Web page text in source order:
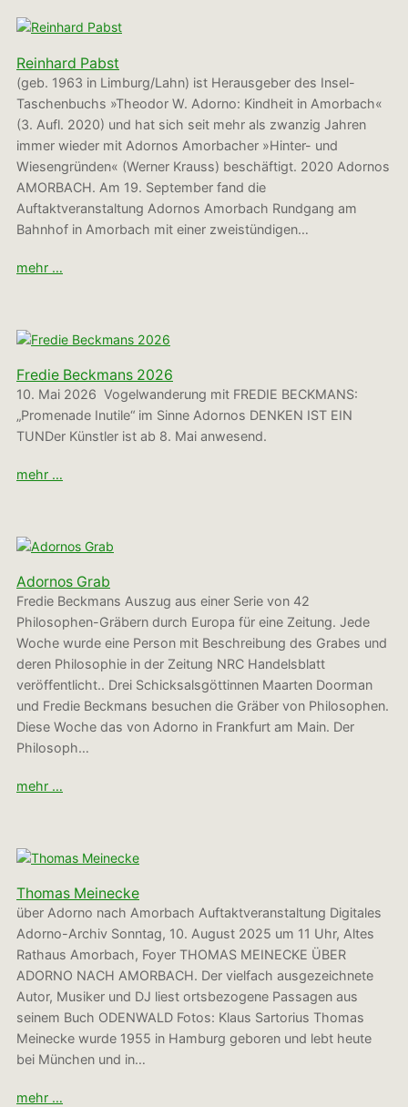
Reinhard Pabst
(geb. 1963 in Limburg/Lahn) ist Herausgeber des Insel-
Taschenbuchs »Theodor W. Adorno: Kindheit in Amorbach«
(3. Aufl. 2020) und hat sich seit mehr als zwanzig Jahren
immer wieder mit Adornos Amorbacher »Hinter- und
Wiesengründen« (Werner Krauss) beschäftigt. 2020 Adornos
AMORBACH. Am 19. September fand die
Auftaktveranstaltung Adornos Amorbach Rundgang am
Bahnhof in Amorbach mit einer zweistündigen…
mehr …
Fredie Beckmans 2026
10. Mai 2026 Vogelwanderung mit FREDIE BECKMANS:
„Promenade Inutile“ im Sinne Adornos DENKEN IST EIN
TUNDer Künstler ist ab 8. Mai anwesend.
mehr …
Adornos Grab
Fredie Beckmans Auszug aus einer Serie von 42
Philosophen-Gräbern durch Europa für eine Zeitung. Jede
Woche wurde eine Person mit Beschreibung des Grabes und
deren Philosophie in der Zeitung NRC Handelsblatt
veröffentlicht.. Drei Schicksalsgöttinnen Maarten Doorman
und Fredie Beckmans besuchen die Gräber von Philosophen.
Diese Woche das von Adorno in Frankfurt am Main. Der
Philosoph…
mehr …
Thomas Meinecke
über Adorno nach Amorbach Auftaktveranstaltung Digitales
Adorno-Archiv Sonntag, 10. August 2025 um 11 Uhr, Altes
Rathaus Amorbach, Foyer THOMAS MEINECKE ÜBER
ADORNO NACH AMORBACH. Der vielfach ausgezeichnete
Autor, Musiker und DJ liest ortsbezogene Passagen aus
seinem Buch ODENWALD Fotos: Klaus Sartorius Thomas
Meinecke wurde 1955 in Hamburg geboren und lebt heute
bei München und in…
mehr …